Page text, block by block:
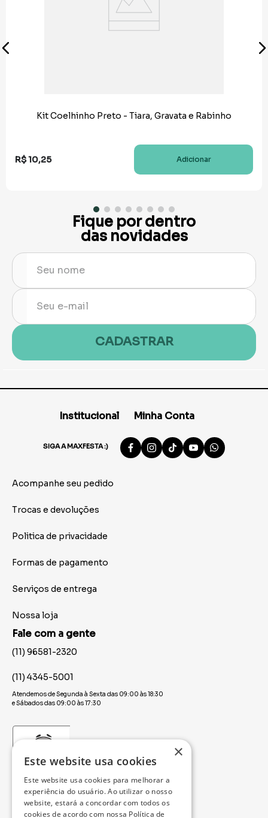
Kit Coelhinho Preto - Tiara, Gravata e Rabinho
R$10,25 Adicionar
Fique por dentro
das novidades
CADASTRAR
Institucional Minha Conta
SIGA A MAXFESTA :)
Acompanhe seu pedido
Trocas e devoluções
Politica de privacidade
Formas de pagamento
Serviços de entrega
Nossa loja
Fale com a gente
(11) 96581-2320
(11) 4345-5001
Atendemos de Segunda à Sexta das 09:00 às 18:30
e Sábados das 09:00 às 17:30
×
Este website usa cookies
Este website usa cookies para melhorar a
experiência do usuário. Ao utilizar o nosso
website, estará a concordar com todos os
cookies de acordo com nossa Política de